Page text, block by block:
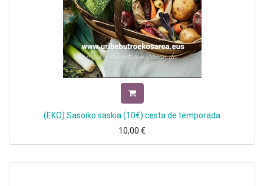
(EKO) Sasoiko saskia (10€) cesta de temporada
10,00 €